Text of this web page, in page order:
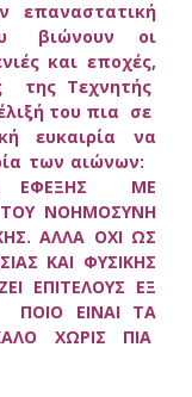
επαναστατική
βιώνουν οι
και εποχές,
της Τεχνητής
του πια σε
ευκαιρία να
των αιώνων:
ΕΦΕΞΗΣ ΜΕ
ΝΟΗΜΟΣΥΝΗ
ΑΛΛΑ ΟΧΙ ΩΣ
ΚΑΙ ΦΥΣΙΚΗΣ
ΕΠΙΤΕΛΟΥΣ ΕΞ
ΕΙΝΑΙ ΤΑ
ΧΩΡΙΣ ΠΙΑ